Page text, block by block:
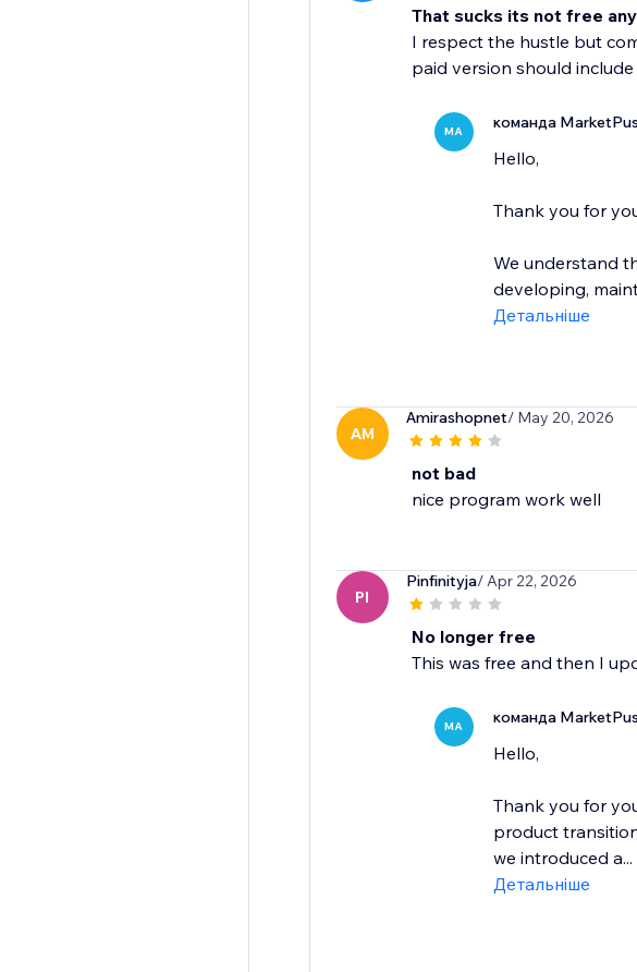
That sucks its not free
I respect the hustle but
paid version should
MA команда
Hello,
Thank you for
We understand
developing,
Детальніше
AM
Amirashopnet/ May 20, 2026
not bad
nice program work well
PI
Pinfinityja/ Apr 22, 2026
No longer free
This was free and then I
MA команда
Hello,
Thank you for
product
we introduced a...
Детальніше